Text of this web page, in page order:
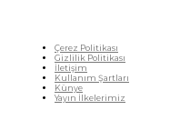
Çerez Politikası
Gizlilik Politikası
İletişim
Kullanım Şartları
Künye
Yayın İlkelerimiz